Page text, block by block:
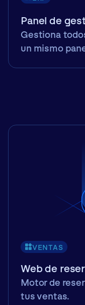
Panel de
Gestiona
un mismo
VENTAS
Web de
Motor de
tus ventas.